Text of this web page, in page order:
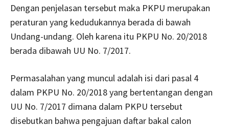
Dengan penjelasan tersebut maka PKPU merupakan
peraturan yang kedudukannya berada di bawah
Undang-undang. Oleh karena itu PKPU No. 20/2018
berada dibawah UU No. 7/2017.
Permasalahan yang muncul adalah isi dari pasal 4
dalam PKPU No. 20/2018 yang bertentangan dengan
UU No. 7/2017 dimana dalam PKPU tersebut
disebutkan bahwa pengajuan daftar bakal calon